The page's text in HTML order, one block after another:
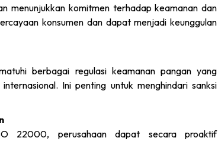
menunjukkan komitmen terhadap keamanan dan
konsumen dan dapat menjadi keunggulan
berbagai regulasi keamanan pangan yang
Ini penting untuk menghindari sanksi
22000, perusahaan dapat secara proaktif